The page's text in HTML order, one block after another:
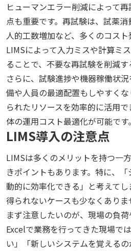
ヒューマンエラー削減によって
点も重要です。再試験は、試薬消
人的工数増加など、多くのコスト
LIMSによって入力ミスや計算ミ
ることで、不要な再試験を削減す
さらに、試験進捗や機器稼働状
備や人員の最適配置もしやすく
られたリソースを効率的に活用
体の運用コスト最適化が可能です。
LIMS導入の注意点
LIMSは多くのメリットを持つ一
きポイントもあります。特に、
動的に効率化できる」と考えて
得られないケースも少なくありま
まず注意したいのが、現場の負
Excelで業務を行ってきた現場で
い」「新しいシステムを覚える